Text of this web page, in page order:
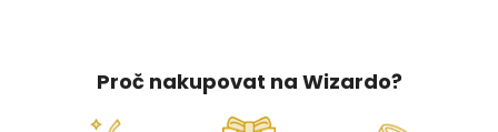
Proč nakupovat na Wizardo?